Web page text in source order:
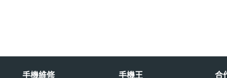
手機維修 手機王 合